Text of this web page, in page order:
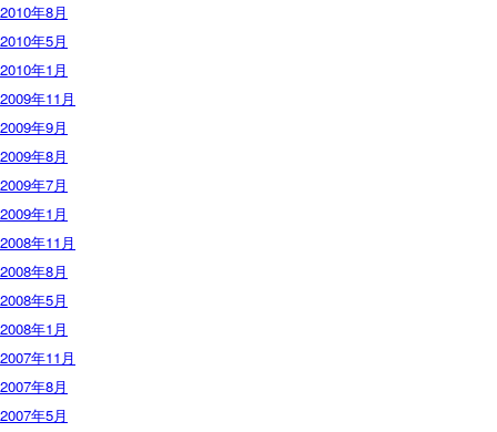
2010年8月
2010年5月
2010年1月
2009年11月
2009年9月
2009年8月
2009年7月
2009年1月
2008年11月
2008年8月
2008年5月
2008年1月
2007年11月
2007年8月
2007年5月